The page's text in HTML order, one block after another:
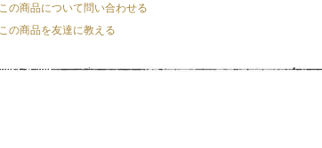
この商品について問い合わせる
この商品を友達に教える